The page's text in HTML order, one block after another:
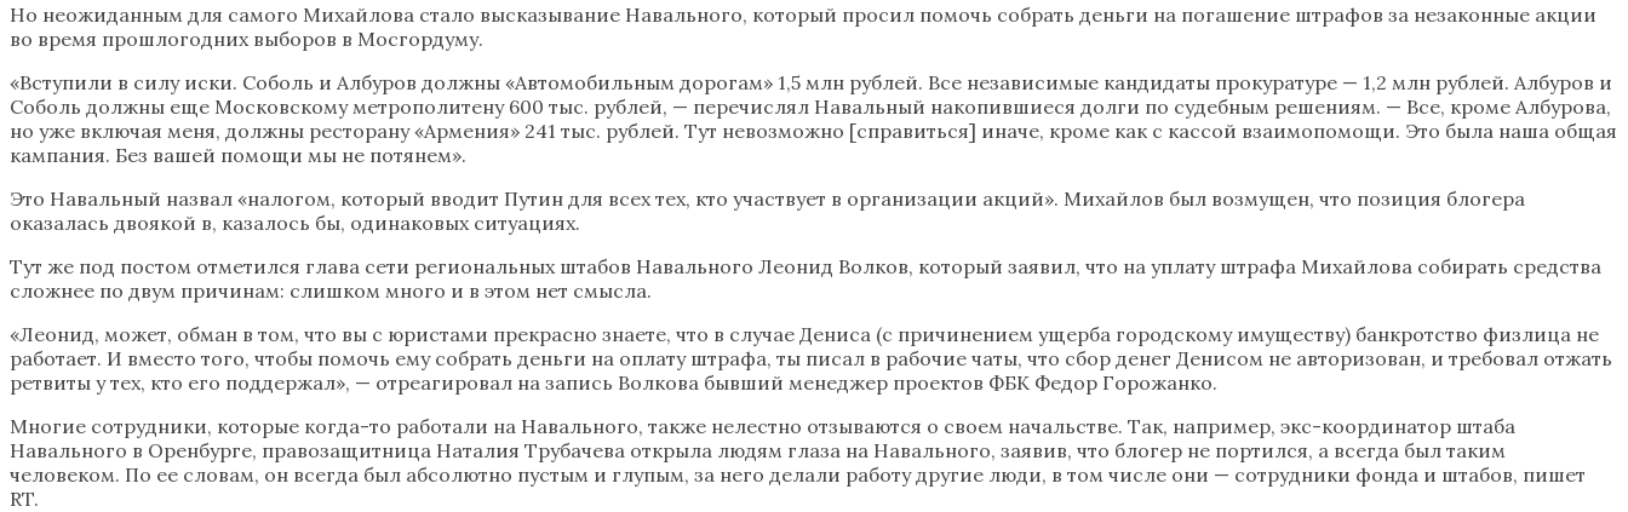
Но неожиданным для самого Михайлова стало высказывание Навального, который просил помочь собрать деньги на погашение штрафов за незаконные акции
во время прошлогодних выборов в Мосгордуму.
«Вступили в силу иски. Соболь и Албуров должны «Автомобильным дорогам» 1,5 млн рублей. Все независимые кандидаты прокуратуре — 1,2 млн рублей. Албуров и
Соболь должны еще Московскому метрополитену 600 тыс. рублей, — перечислял Навальный накопившиеся долги по судебным решениям. — Все, кроме Албурова,
но уже включая меня, должны ресторану «Армения» 241 тыс. рублей. Тут невозможно [справиться] иначе, кроме как с кассой взаимопомощи. Это была наша общая
кампания. Без вашей помощи мы не потянем».
Это Навальный назвал «налогом, который вводит Путин для всех тех, кто участвует в организации акций». Михайлов был возмущен, что позиция блогера
оказалась двоякой в, казалось бы, одинаковых ситуациях.
Тут же под постом отметился глава сети региональных штабов Навального Леонид Волков, который заявил, что на уплату штрафа Михайлова собирать средства
сложнее по двум причинам: слишком много и в этом нет смысла.
«Леонид, может, обман в том, что вы с юристами прекрасно знаете, что в случае Дениса (с причинением ущерба городскому имуществу) банкротство физлица не
работает. И вместо того, чтобы помочь ему собрать деньги на оплату штрафа, ты писал в рабочие чаты, что сбор денег Денисом не авторизован, и требовал отжать
ретвиты у тех, кто его поддержал», — отреагировал на запись Волкова бывший менеджер проектов ФБК Федор Горожанко.
Многие сотрудники, которые когда-то работали на Навального, также нелестно отзываются о своем начальстве. Так, например, экс-координатор штаба
Навального в Оренбурге, правозащитница Наталия Трубачева открыла людям глаза на Навального, заявив, что блогер не портился, а всегда был таким
человеком. По ее словам, он всегда был абсолютно пустым и глупым, за него делали работу другие люди, в том числе они — сотрудники фонда и штабов, пишет
RT.